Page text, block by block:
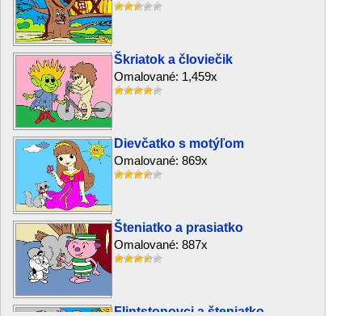
Škriatok a človiečik
Omalované: 1,459x
Dievčatko s motýľom
Omalované: 869x
Šteniatko a prasiatko
Omalované: 887x
Flintstonovci a šteniatko